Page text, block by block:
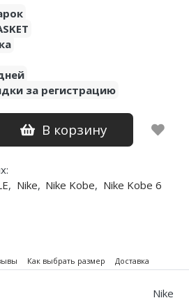
за регистрацию
В корзину
, Nike, Nike Kobe, Nike Kobe 6
Как выбрать размер Доставка
Nike